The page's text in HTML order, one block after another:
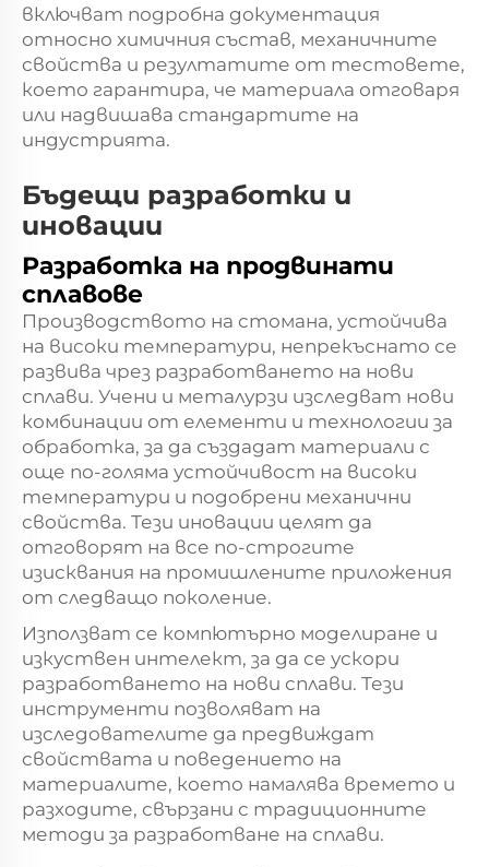
включват подробна документация
относно химичния състав, механичните
свойства и резултатите от тестовете,
което гарантира, че материала отговаря
или надвишава стандартите на
индустрията.
Бъдещи разработки и
иновации
Разработка на продвинати
сплавове
Производството на стомана, устойчива
на високи температури, непрекъснато се
развива чрез разработването на нови
сплави. Учени и металурзи изследват нови
комбинации от елементи и технологии за
обработка, за да създадат материали с
още по-голяма устойчивост на високи
температури и подобрени механични
свойства. Тези иновации целят да
отговорят на все по-строгите
изисквания на промишлените приложения
от следващо поколение.
Използват се компютърно моделиране и
изкуствен интелект, за да се ускори
разработването на нови сплави. Тези
инструменти позволяват на
изследователите да предвиждат
свойствата и поведението на
материалите, което намалява времето и
разходите, свързани с традиционните
методи за разработване на сплави.